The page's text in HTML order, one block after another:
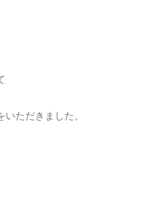
ただきました。